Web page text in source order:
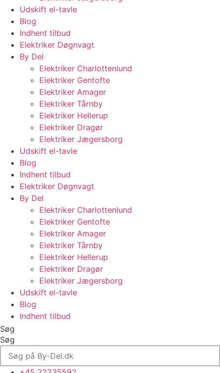
Udskift el-tavle
Blog
Indhent tilbud
Elektriker Døgnvagt
By Del
Elektriker Charlottenlund
Elektriker Gentofte
Elektriker Amager
Elektriker Tårnby
Elektriker Hellerup
Elektriker Dragør
Elektriker Jægersborg
Udskift el-tavle
Blog
Indhent tilbud
Elektriker Døgnvagt
By Del
Elektriker Charlottenlund
Elektriker Gentofte
Elektriker Amager
Elektriker Tårnby
Elektriker Hellerup
Elektriker Dragør
Elektriker Jægersborg
Udskift el-tavle
Blog
Indhent tilbud
Søg
Søg